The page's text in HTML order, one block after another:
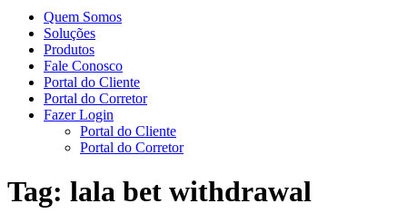
Quem Somos
Soluções
Produtos
Fale Conosco
Portal do Cliente
Portal do Corretor
Fazer Login
Portal do Cliente
Portal do Corretor
Tag: lala bet withdrawal